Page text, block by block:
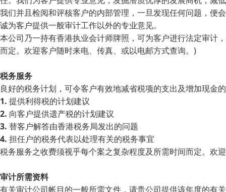
我们并且检阅和评核客户的内部管理，一旦发现任何问题，便
诚为客户提供一般审计工作以外的专业意见。
本公司乃一持有香港执业会计师牌照，可为客户进行法定审计
而定。欢迎客户随时来电、传真、或以电邮方式查询。)
税务服务
良好的税务计划，可令客户有效地减省税项的支出及增加现金
1. 提供利得税的计划建议
2. 向客户提供遗产税的计划建议
3. 替客户解答由香港税务局发出的问题
4. 担任户的税务代表以处理有关的税务事宜
税务服务之收费须视乎每个案之复杂程度及所需时间而定。欢
审计所需资料
有关审计公司帐目的一般所需文件，请贵公司提供该年度的有